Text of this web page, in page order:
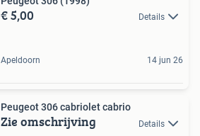
€ 5,00 Details
Apeldoorn 14 jun 26
Peugeot 306 cabriolet cabrio
Zie omschrijving Details